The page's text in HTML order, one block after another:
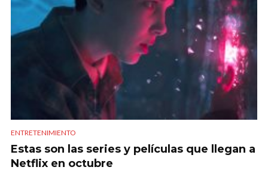
ENTRETENIMIENTO
Estas son las series y películas que llegan a
Netflix en octubre